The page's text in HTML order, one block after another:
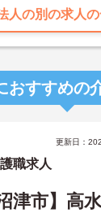
人の別の求人
おすすめの
更新日：
職求人
津市】高